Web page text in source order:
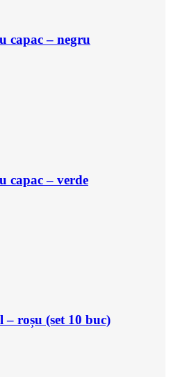
capac – negru
capac – verde
roșu (set 10 buc)